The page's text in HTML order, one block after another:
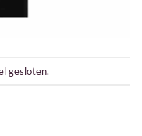
gesloten.